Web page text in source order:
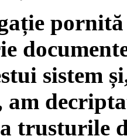
sistem
am
trusturile